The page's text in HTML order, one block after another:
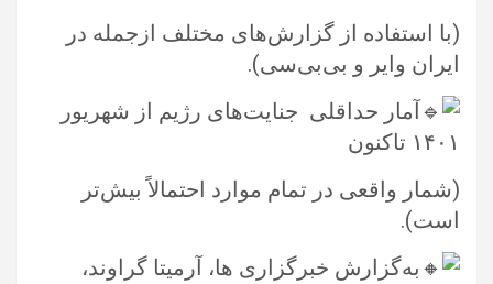
‏(با استفاده از گزارش‌های مختلف ازجمله در
ایران وایر و بی‌بی‌سی).‏
آمار حداقلی ‏ جنایت‌های رژیم از شهریور
۱۴۰۱ تاکنون
‏(شمار واقعی در تمام موارد احتمالاً بیش‌تر
است).‏
به‌گزارش خبرگزاری ها، آرمیتا گراوند،